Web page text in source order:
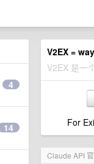
V2EX =
V2EX 是一
For
Claude API
4
14